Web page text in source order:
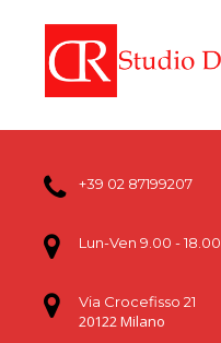
+39 02 87199207
Lun-Ven 9.00 - 18.00
Via Crocefisso 21
20122 Milano